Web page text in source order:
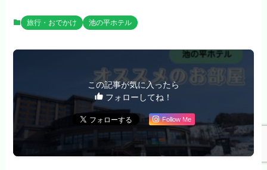
旅行・おでかけ 池の平ホテル
この記事が気に入ったら
フォローしてね！
Follow Me